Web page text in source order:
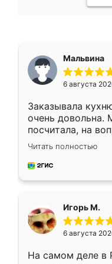
Мальвина
6 августа
Заказывала
очень довольна.
посчитала, на
Замерщик
делу со всей
за день, ребята
Читать полностью
Игорь М.
6 августа
На самом деле в